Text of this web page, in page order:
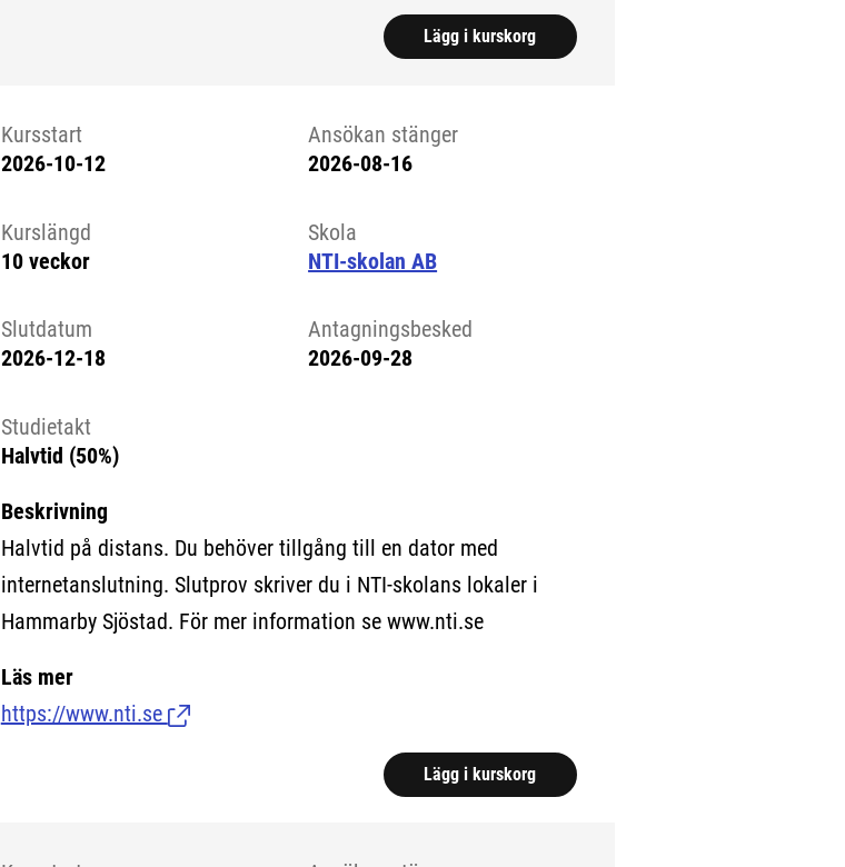
Lägg i kurskorg
Kursstart
2026-10-12
Ansökan stänger
2026-08-16
Kurslängd
10 veckor
Skola
NTI-skolan AB
Slutdatum
2026-12-18
Antagningsbesked
2026-09-28
Studietakt
Halvtid (50%)
Beskrivning
Halvtid på distans. Du behöver tillgång till en dator med
internetanslutning. Slutprov skriver du i NTI-skolans lokaler i
Hammarby Sjöstad. För mer information se www.nti.se
Läs mer
https://www.nti.se (Länk till extern sida.)
Lägg i kurskorg